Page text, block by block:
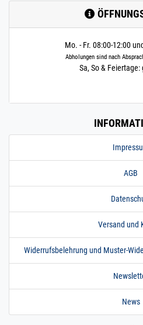
Mo. - Fr. 08:00-12:00
Abholungen sind nach
Sa, So & Feiertage:
AGB
Versand und
Widerrufsbelehrung und Muster-
News